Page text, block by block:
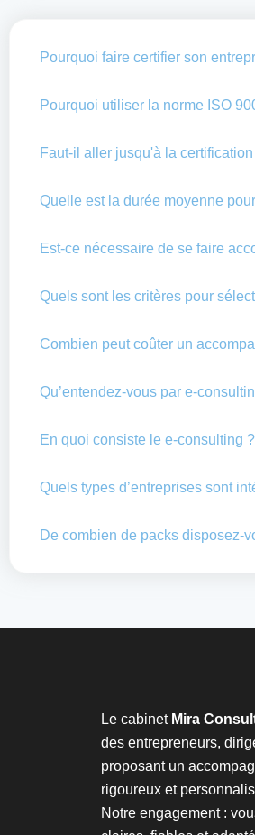
Pourquoi faire certifier son
Pourquoi utiliser la norme ISO
Faut-il aller jusqu'à la
Quelle est la durée moyenne
Est-ce nécessaire de se faire
Quels sont les critères pour
Combien peut coûter un
Qu’entendez-vous par e-
En quoi consiste le e-consulting ?
Quels types d’entreprises sont
De combien de packs disposez-
Le cabinetMira
des entrepreneurs,
proposant un
rigoureux et
Notre engagement :